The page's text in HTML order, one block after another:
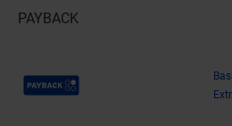
PAYBACK
Payback Punkte